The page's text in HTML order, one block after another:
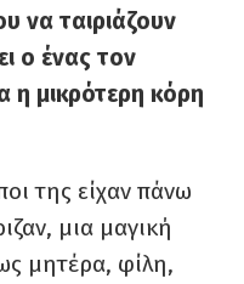
να ταιριάζουν
ο ένας τον
η μικρότερη κόρη
της είχαν πάνω
μια μαγική
μητέρα, φίλη,